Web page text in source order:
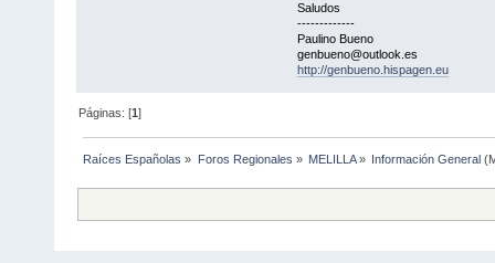
Saludos
-------------
Paulino Bueno
genbueno@outlook.es
http://genbueno.hispagen.eu
Páginas: [1]
Raíces Españolas » Foros Regionales » MELILLA» Información General